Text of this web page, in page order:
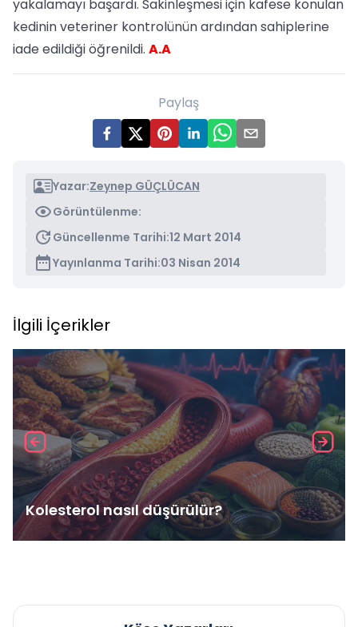
yakalamayı başardı. Sakinleşmesi için kafese konulan
kedinin veteriner kontrolünün ardından sahiplerine
iade edildiği öğrenildi. A.A
Paylaş
Yazar:Zeynep GÜÇLÜCAN
Görüntülenme:
Güncellenme Tarihi:12 Mart 2014
Yayınlanma Tarihi:03 Nisan 2014
İlgili İçerikler
Kolesterol nasıl düşürülür?